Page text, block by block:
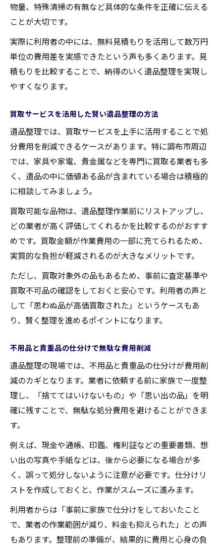
物量、特殊清掃の有無など具体的な条件を正確に伝える
ことが大切です。
実際に利用者の中には、無料見積もりを活用して数万円
単位の費用差を実感できたという声も多くあります。見
積もりを比較することで、納得のいく遺品整理を実現し
やすくなります。
買取サービスを活用した賢い遺品整理の方法
遺品整理では、買取サービスを上手に活用することで処
分費用を削減できるケースがあります。特に調布市周辺
では、家具や家電、貴金属などを専門に買取る業者も多
く、遺品の中に価値ある品が含まれている場合は積極的
に相談してみましょう。
買取可能な品物は、遺品整理作業前にリストアップし、
どの業者が高く評価してくれるかを比較するのがおすす
めです。買取金額が作業費用の一部に充てられるため、
実質的な負担が軽減されるのが大きなメリットです。
ただし、買取対象外の品もあるため、事前に査定基準や
買取不可品の確認をしておくと安心です。利用者の声と
して「思わぬ品が高価買取された」というケースもあ
り、賢く整理を進めるポイントになります。
不用品と貴重品の仕分けで無駄な費用削減
遺品整理の現場では、不用品と貴重品の仕分けが費用削
減のカギとなります。業者に依頼する前に家族で一度整
理し、「捨ててはいけないもの」や「思い出の品」を明
確に残すことで、無駄な処分費用を避けることができま
す。
例えば、現金や通帳、印鑑、権利証などの重要書類、想
い出の写真や手紙などは、後から必要になる場合が多
く、誤って処分しないように注意が必要です。仕分けリ
ストを作成しておくと、作業がスムーズに進みます。
利用者からは「事前に家族で仕分けをしておいたこと
で、業者の作業範囲が減り、料金も抑えられた」との声
もあります。整理前の準備が、結果的に費用と心身の負